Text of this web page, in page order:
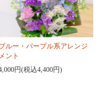
ルー・パープル系アレンジ
メント
円(税込4,400円)